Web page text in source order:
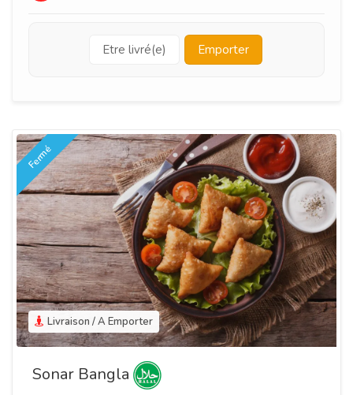
Etre livré(e) Emporter
Livraison / A Emporter
Fermé
Sonar Bangla